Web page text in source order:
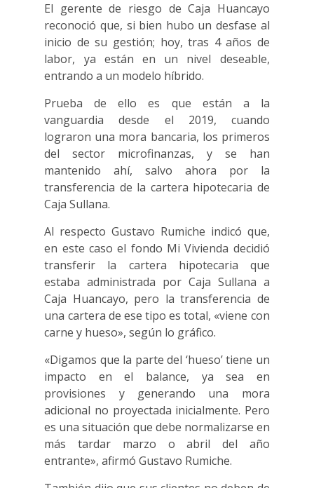
El gerente de riesgo de Caja Huancayo
reconoció que, si bien hubo un desfase al
inicio de su gestión; hoy, tras 4 años de
labor, ya están en un nivel deseable,
entrando a un modelo híbrido.
Prueba de ello es que están a la
vanguardia desde el 2019, cuando
lograron una mora bancaria, los primeros
del sector microfinanzas, y se han
mantenido ahí, salvo ahora por la
transferencia de la cartera hipotecaria de
Caja Sullana.
Al respecto Gustavo Rumiche indicó que,
en este caso el fondo Mi Vivienda decidió
transferir la cartera hipotecaria que
estaba administrada por Caja Sullana a
Caja Huancayo, pero la transferencia de
una cartera de ese tipo es total, «viene con
carne y hueso», según lo gráfico.
«Digamos que la parte del ‘hueso’ tiene un
impacto en el balance, ya sea en
provisiones y generando una mora
adicional no proyectada inicialmente. Pero
es una situación que debe normalizarse en
más tardar marzo o abril del año
entrante», afirmó Gustavo Rumiche.